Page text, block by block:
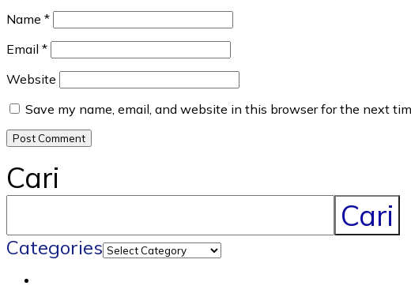
Name *
Email *
Website
Save my name, email, and website in this browser for the next
Cari
Cari
Categories